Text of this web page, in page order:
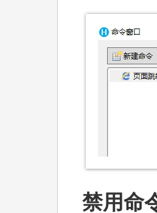
禁用命